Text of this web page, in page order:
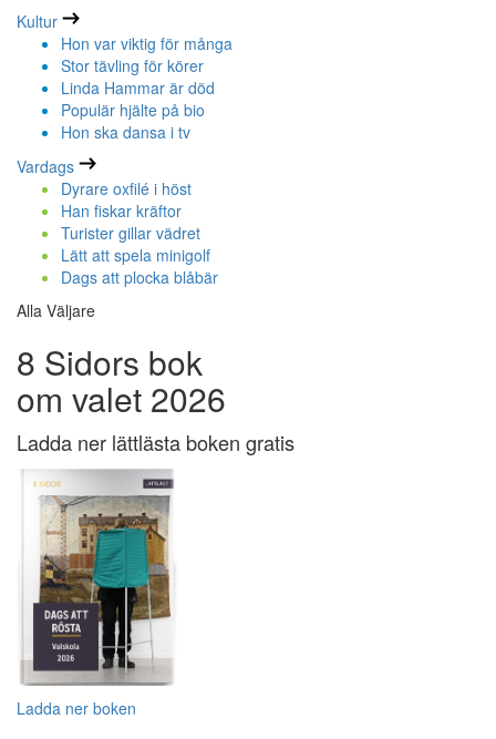
Kultur
Hon var viktig för många
Stor tävling för körer
Linda Hammar är död
Populär hjälte på bio
Hon ska dansa i tv
Vardags
Dyrare oxfilé i höst
Han fiskar kräftor
Turister gillar vädret
Lätt att spela minigolf
Dags att plocka blåbär
Alla Väljare
8 Sidors bok
om valet 2026
Ladda ner lättlästa boken gratis
Ladda ner boken